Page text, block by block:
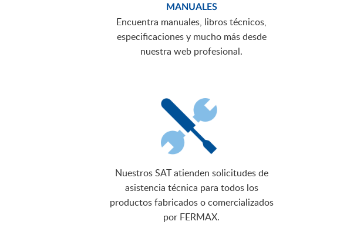
MANUALES
Encuentra manuales, libros técnicos,
especificaciones y mucho más desde
nuestra web profesional.
Nuestros SAT atienden solicitudes de
asistencia técnica para todos los
productos fabricados o comercializados
por FERMAX.